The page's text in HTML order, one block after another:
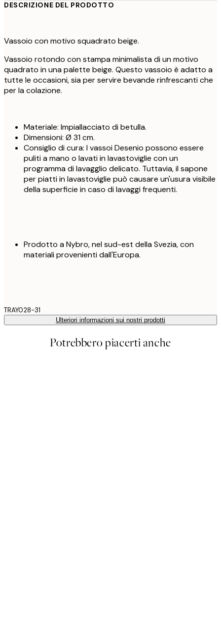
DESCRIZIONE DEL PRODOTTO
Vassoio con motivo squadrato beige.
Vassoio rotondo con stampa minimalista di un motivo
quadrato in una palette beige. Questo vassoio è adatto a
tutte le occasioni, sia per servire bevande rinfrescanti che
per la colazione.
Materiale: Impiallacciato di betulla.
Dimensioni: Ø 31 cm.
Consiglio di cura: I vassoi Desenio possono essere
puliti a mano o lavati in lavastoviglie con un
programma di lavagglio delicato. Tuttavia, il sapone
per piatti in lavastoviglie può causare un'usura visibile
della superficie in caso di lavaggi frequenti.
Prodotto a Nybro, nel sud-est della Svezia, con
materiali provenienti dall'Europa.
TRAY028-31
Ulteriori informazioni sui nostri prodotti
Potrebbero piacerti anche